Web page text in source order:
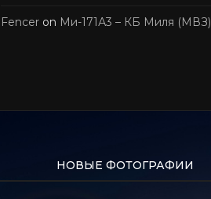
Fencer on Ми-171А3 – КБ Миля (МВЗ)
НОВЫЕ ФОТОГРАФИИ